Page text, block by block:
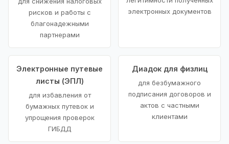
рисков и работы с
благонадежными
партнерами
электронных документов
Электронные путевые
листы (ЭПЛ)
для избавления от
бумажных путевок и
упрощения проверок
ГИБДД
Диадок для физлиц
для безбумажного
подписания договоров и
актов с частными
клиентами